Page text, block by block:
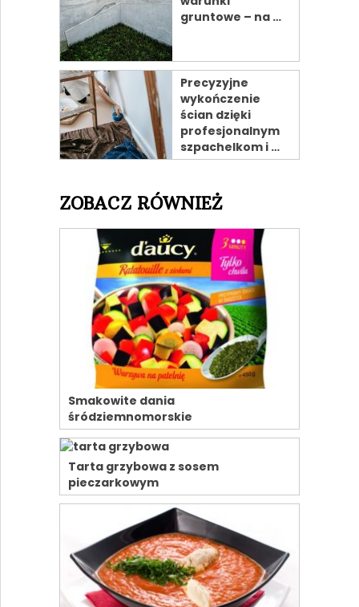
gruntowe – na …
Precyzyjne
wykończenie
ścian dzięki
profesjonalnym
szpachelkom i …
ZOBACZ RÓWNIEŻ
Smakowite dania
śródziemnomorskie
Tarta grzybowa z sosem
pieczarkowym